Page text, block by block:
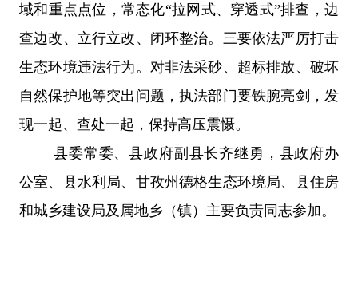
域和重点点位，常态化“拉网式、穿透式”排查，边
查边改、立行立改、闭环整治。三要依法严厉打击
生态环境违法行为。对非法采砂、超标排放、破坏
自然保护地等突出问题，执法部门要铁腕亮剑，发
现一起、查处一起，保持高压震慑。
县委常委、县政府副县长齐继勇，县政府办
公室、县水利局、甘孜州德格生态环境局、县住房
和城乡建设局及属地乡（镇）主要负责同志参加。